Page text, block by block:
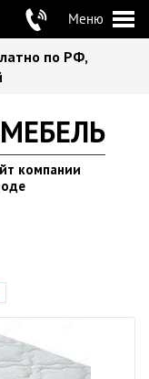
Меню
по РФ,
компании